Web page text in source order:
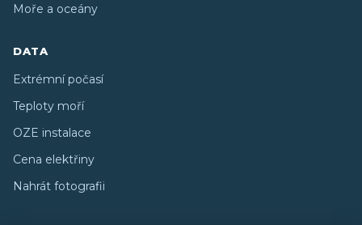
Moře a oceány
DATA
Extrémní počasí
Teploty moří
OZE instalace
Cena elektřiny
Nahrát fotografii